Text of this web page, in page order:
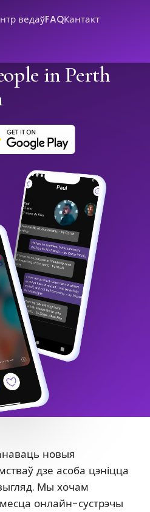
ведаўFAQКантакт
in Perth
новыя
дзе асоба цэніцца
Мы хочам
онлайн-сустрэчы